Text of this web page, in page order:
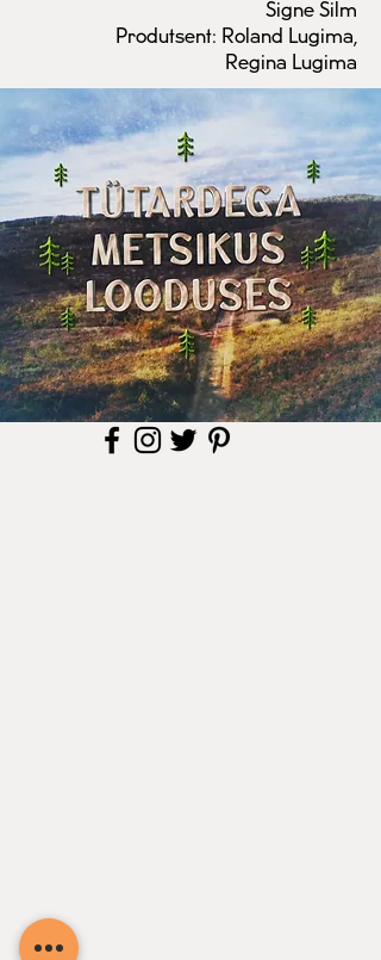
Signe Silm
Produtsent: Roland Lugima,
Regina Lugima